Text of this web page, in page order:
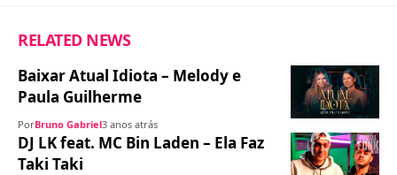
RELATED NEWS
Baixar Atual Idiota – Melody e
Paula Guilherme
PorBruno Gabriel3 anos atrás
DJ LK feat. MC Bin Laden – Ela Faz
Taki Taki